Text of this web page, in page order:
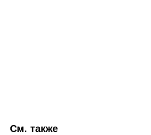
См. также